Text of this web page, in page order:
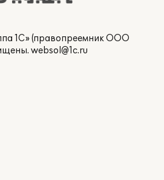
1С» (правопреемник ООО
websol@1c.ru